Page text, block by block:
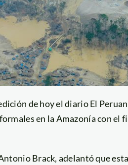
de hoy el diario El
en la Amazonía con el
Brack, adelantó que